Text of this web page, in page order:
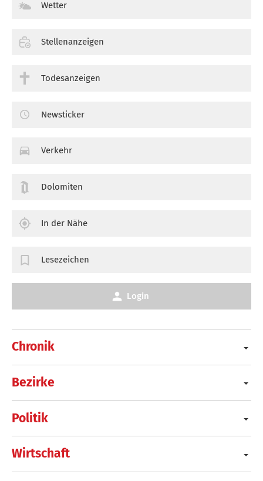
Chronik
Bezirke
Politik
Wirtschaft
Wetter
Stellenanzeigen
Todesanzeigen
Newsticker
Verkehr
Dolomiten
In der Nähe
Lesezeichen
Login